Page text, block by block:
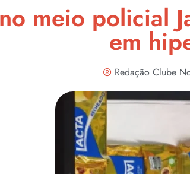
meio policial
em
Redação Clube